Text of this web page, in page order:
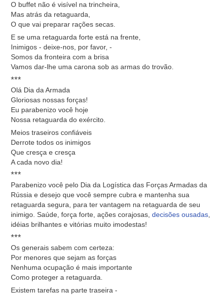
O buffet não é visível na trincheira,
Mas atrás da retaguarda,
O que vai preparar rações secas.
E se uma retaguarda forte está na frente,
Inimigos - deixe-nos, por favor, -
Somos da fronteira com a brisa
Vamos dar-lhe uma carona sob as armas do trovão.
***
Olá Dia da Armada
Gloriosas nossas forças!
Eu parabenizo você hoje
Nossa retaguarda do exército.
Meios traseiros confiáveis
Derrote todos os inimigos
Que cresça e cresça
A cada novo dia!
***
Parabenizo você pelo Dia da Logística das Forças Armadas da
Rússia e desejo que você sempre cubra e mantenha sua
retaguarda segura, para ter vantagem na retaguarda de seu
inimigo. Saúde, força forte, ações corajosas, decisões ousadas,
idéias brilhantes e vitórias muito imodestas!
***
Os generais sabem com certeza:
Por menores que sejam as forças
Nenhuma ocupação é mais importante
Como proteger a retaguarda.
Existem tarefas na parte traseira -